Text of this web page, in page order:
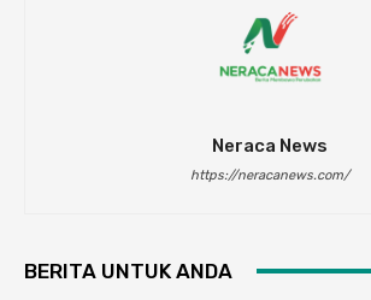
Neraca News
https://neracanews.com/
BERITA UNTUK ANDA